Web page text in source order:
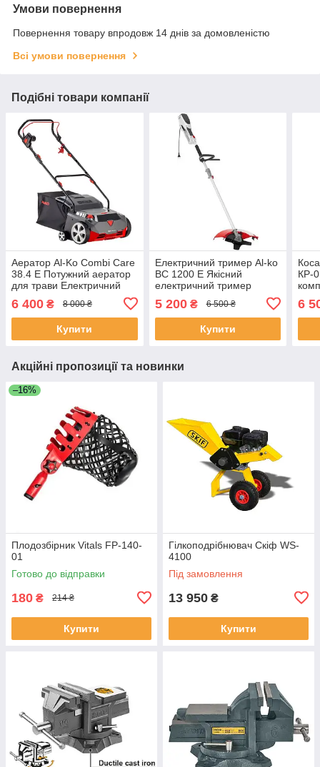
Умови повернення
Повернення товару впродовж 14 днів за домовленістю
Всі умови повернення
Подібні товари компанії
Аератор Al-Ko Combi Care
38.4 E Потужний аератор
для трави Електричний
аератор-скарифікатор для
дому
6 400 ₴ 8 000 ₴
Купити
Електричний тример Al-ko
BC 1200 E Якісний
електричний тример
Тример електричний для
трави
5 200₴ 6 500 ₴
Купити
КР-
6
Акційні пропозиції та новинки
–16%
Плодозбірник Vitals FP-140-
01
Готово до відправки
180 ₴ 214 ₴
Купити
Гілкоподрібнювач Скіф WS-
4100
Під замовлення
13 950 ₴
Купити